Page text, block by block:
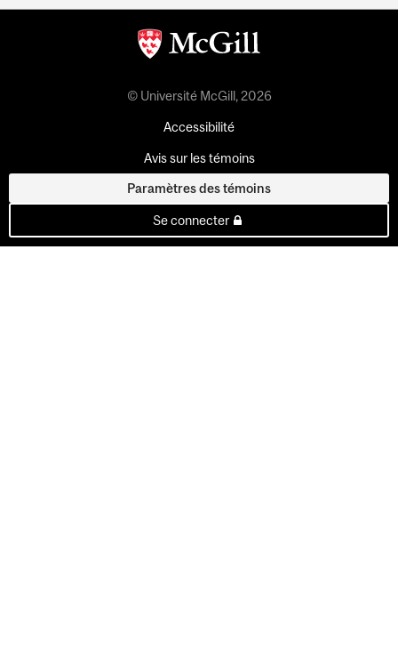
© Université McGill, 2026
Accessibilité
Avis sur les témoins
Paramètres des témoins
Se connecter